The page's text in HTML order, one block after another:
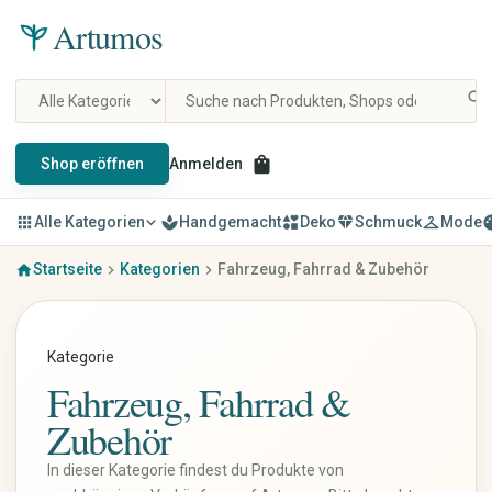
Artumos
search
Shop eröffnen Anmelden shopping_bag
appsAlle Kategorienexpand_more
Mode & Kleidung
Damenbekleidung
Kinderbekleidung
Taschen & Rucksäcke
Accessoires
Uhren & Schmuck
Vintage & Designer
Schmuck
Schmucksets
Broschen
Fußkettchen
spaHandgemachtinterestsDekodiamondSchmuckcheckroomMode
homeStartseite chevron_right Kategorien chevron_right Fahrzeug, Fahrrad & Zubehör
Kategorie
Fahrzeug, Fahrrad &
Zubehör
In dieser Kategorie findest du Produkte von